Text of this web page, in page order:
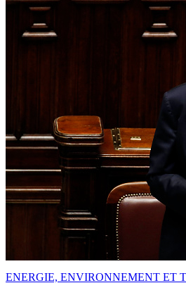
ENERGIE, ENVIRONNEMENT ET